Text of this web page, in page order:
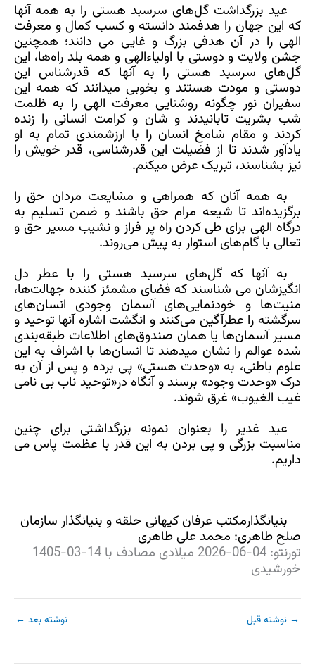
عید بزرگداشت گل‌های سرسبد هستی را به همه آنها
که این جهان را هدفمند دانسته و کسب کمال و معرفت
الهی را در آن هدفی بزرگ و غایی می دانند؛ همچنین
جشن ولایت و دوستی با اولیاءالهی و همه بلد راه‌ها، این
گل‌های سرسبد هستی را به آنها که قدرشناس این
دوستی و مودت هستند و بخوبی میدانند که همه این
سفیران نور چگونه روشنایی معرفت الهی را به ظلمت
شب بشریت تابانیدند و شان و کرامت انسانی را زنده
کردند و مقام شامخ انسان را با ارزشمندی تمام به او
یادآور شدند تا از فضیلت این قدرشناسی، قدر خویش را
نیز بشناسند، تبریک عرض میکنم.
به همه آنان که همراهی و مشایعت مردان حق را
برگزیده‌اند تا شیعه مرام حق باشند و ضمن تسلیم به
درگاه الهی برای طی کردن راه پر فراز و نشیب مسیر حق و
تعالی با گام‌های استوار به پیش می‌روند.
به آنها که گل‌های سرسبد هستی را با عطر دل
انگیزشان می شناسند که فضای مشمئز کننده جهالت‌ها،
منیت‌ها و خودنمایی‌های آسمان وجودی انسان‌های
سرگشته را عطرآگین می‌کنند و انگشت اشاره آنها توحید و
مسیر آسمان‌ها یا همان صندوق‌های اطلاعات طبقه‌بندی
شده عوالم را نشان میدهند تا انسان‌ها با اشراف به این
علوم باطنی، به «وحدت هستی» پی برده و پس از آن به
درک «وحدت وجود» برسند و آنگاه در«توحید ناب بی نامی
غیب الغیوب» غرق شوند.
عید غدیر را بعنوان نمونه بزرگداشتی برای چنین
مناسبت بزرگی و پی بردن به این قدر با عظمت پاس می
داریم.
بنیانگذارمکتب عرفان کیهانی حلقه و بنیانگذار سازمان
صلح طاهری: محمد علی طاهری
تورنتو: 04-06-2026 میلادی مصادف با 14-03-1405
خورشیدی
→ نوشته قبل نوشته بعد ←